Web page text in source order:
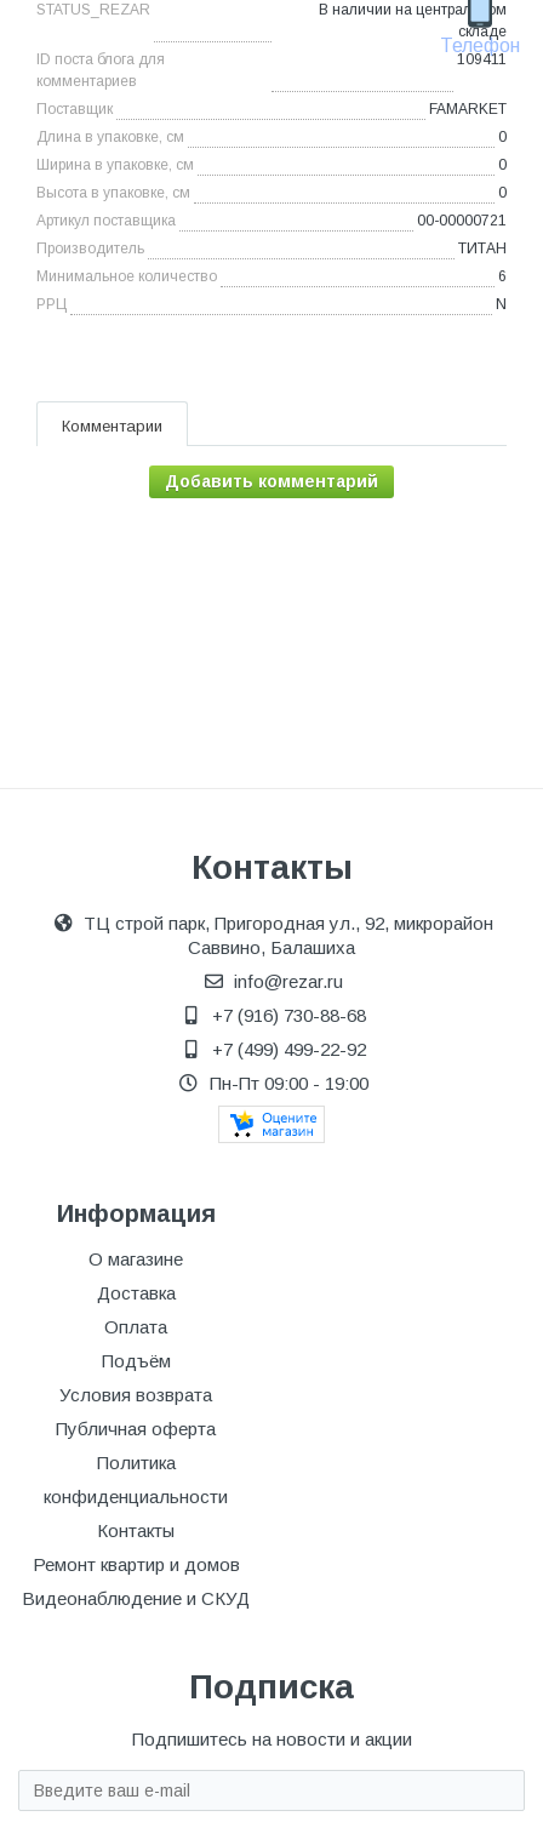
Телефон
STATUS_REZAR
В наличии на центральном
складе
ID поста блога для
комментариев
109411
Поставщик
FAMARKET
Длина в упаковке, см
0
Ширина в упаковке, см
0
Высота в упаковке, см
0
Артикул поставщика
00-00000721
Производитель
ТИТАН
Минимальное количество
6
РРЦ
N
Комментарии
Добавить комментарий
Контакты
ТЦ строй парк, Пригородная ул., 92, микрорайон
Саввино, Балашиха
info@rezar.ru
+7 (916) 730-88-68
+7 (499) 499-22-92
Пн-Пт 09:00 - 19:00
Информация
О магазине
Доставка
Оплата
Подъём
Условия возврата
Публичная оферта
Политика
конфиденциальности
Контакты
Ремонт квартир и домов
Видеонаблюдение и СКУД
Подписка
Подпишитесь на новости и акции